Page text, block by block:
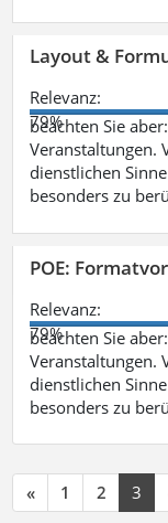
Layout &
Relevanz:
79%
beachten Sie
Veranstaltungen.
dienstlichen
besonders zu
POE:
Relevanz:
79%
beachten Sie
Veranstaltungen.
dienstlichen
besonders zu
« 1 2 3